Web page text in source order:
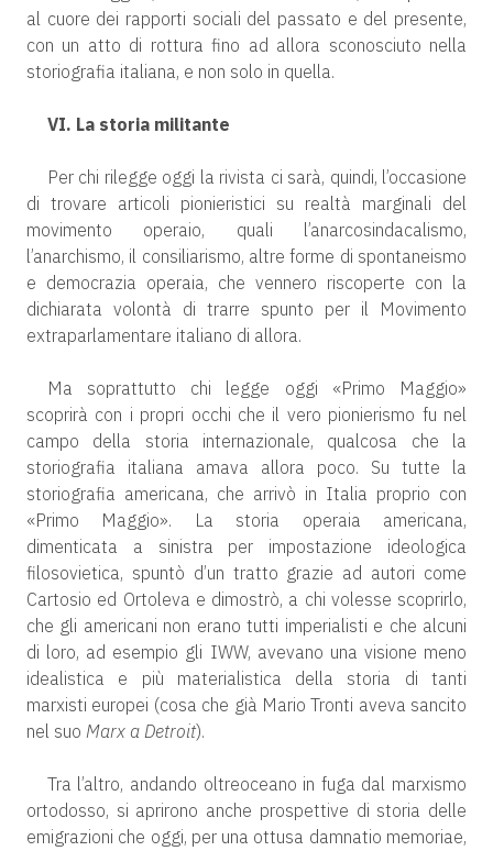
al cuore dei rapporti sociali del passato e del presente,
con un atto di rottura fino ad allora sconosciuto nella
storiografia italiana, e non solo in quella.
VI. La storia militante
Per chi rilegge oggi la rivista ci sarà, quindi, l’occasione
di trovare articoli pionieristici su realtà marginali del
movimento operaio, quali l’anarcosindacalismo,
l’anarchismo, il consiliarismo, altre forme di spontaneismo
e democrazia operaia, che vennero riscoperte con la
dichiarata volontà di trarre spunto per il Movimento
extraparlamentare italiano di allora.
Ma soprattutto chi legge oggi «Primo Maggio»
scoprirà con i propri occhi che il vero pionierismo fu nel
campo della storia internazionale, qualcosa che la
storiografia italiana amava allora poco. Su tutte la
storiografia americana, che arrivò in Italia proprio con
«Primo Maggio». La storia operaia americana,
dimenticata a sinistra per impostazione ideologica
filosovietica, spuntò d’un tratto grazie ad autori come
Cartosio ed Ortoleva e dimostrò, a chi volesse scoprirlo,
che gli americani non erano tutti imperialisti e che alcuni
di loro, ad esempio gli IWW, avevano una visione meno
idealistica e più materialistica della storia di tanti
marxisti europei (cosa che già Mario Tronti aveva sancito
nel suo Marx a Detroit).
Tra l’altro, andando oltreoceano in fuga dal marxismo
ortodosso, si aprirono anche prospettive di storia delle
emigrazioni che oggi, per una ottusa damnatio memoriae,